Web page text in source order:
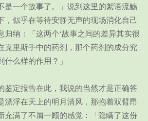
是一个故事了。」说到这里的絮语流觞
，似乎在等待安静无声的现场消化自己
归纳：「这两个‘故事之间的差异其实很
克里斯手中的药剂，那个药剂的成分究
什么样的作用？」
定报告在此，我说的当然才是正确答
漂浮在天上的明月清风，那抱着双臂昂
充满了不屑一顾的感觉：「隐瞒了这份